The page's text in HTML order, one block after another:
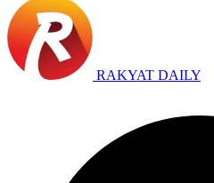
RAKYAT DAILY